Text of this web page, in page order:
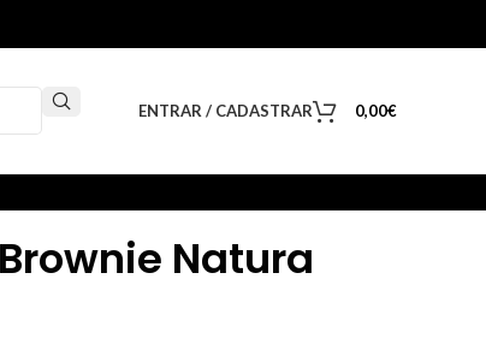
ENTRAR / CADASTRAR 0,00€
Natura